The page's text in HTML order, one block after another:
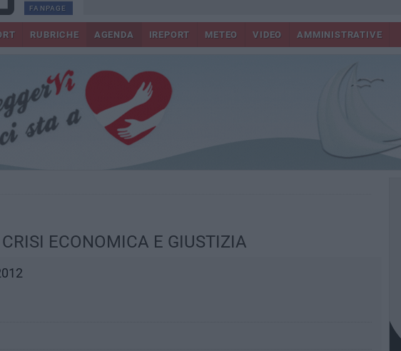
FANPAGE
RUBRICHE AGENDA IREPORT METEO VIDEO AMMINISTRATIVE
ECONOMICA E GIUSTIZIA